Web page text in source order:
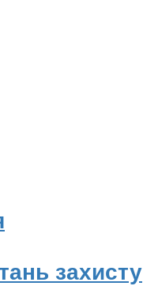
захисту